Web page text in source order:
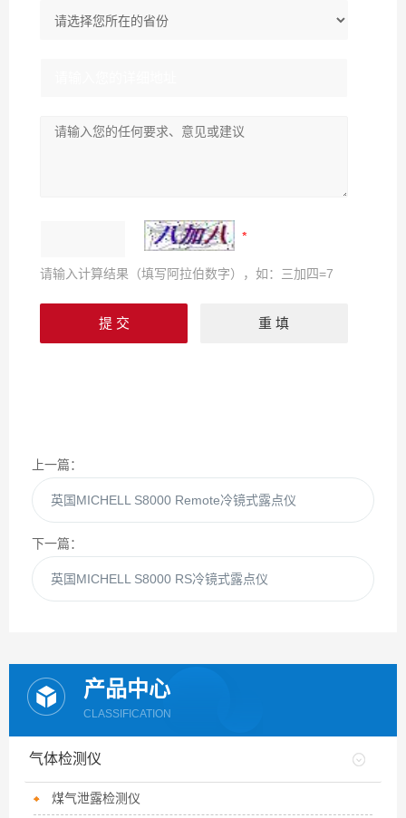
请输入计算结果（填写阿拉伯数字），如：三加四=7
上一篇：
英国MICHELL S8000 Remote冷镜式露点仪
下一篇：
英国MICHELL S8000 RS冷镜式露点仪
产品中心
CLASSIFICATION
气体检测仪
煤气泄露检测仪